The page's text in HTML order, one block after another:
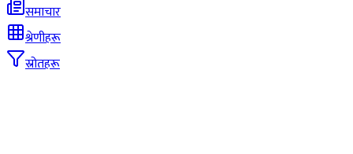
समाचार
श्रेणीहरू
स्रोतहरू